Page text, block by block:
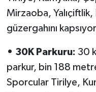
Mirzaoba, Yalıçiftlik,
güzergahını
• 30K Parkuru: 30
parkur, bin 188
Sporcular Tirilye,